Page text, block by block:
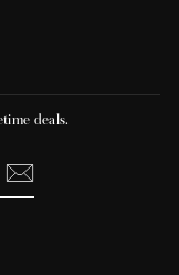
deals.